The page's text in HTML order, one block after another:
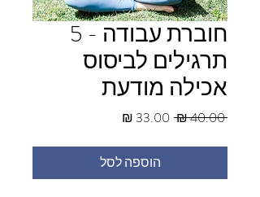
חוברת עבודה - 5
תרגילים לביסוס
אכילה מודעת
‏40.00 ‏₪
מחיר
הוספה לסל